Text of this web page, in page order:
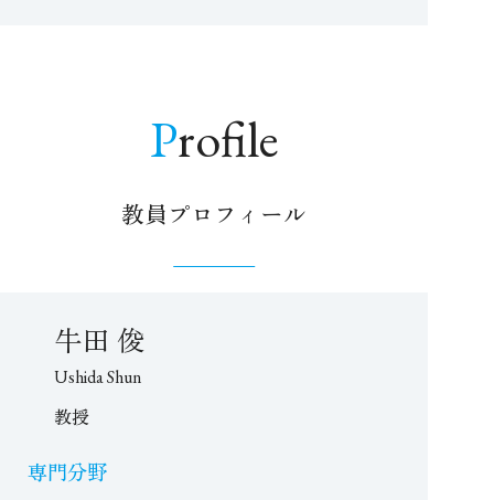
Profile
教員プロフィール
牛田 俊
Ushida Shun
教授
専門分野